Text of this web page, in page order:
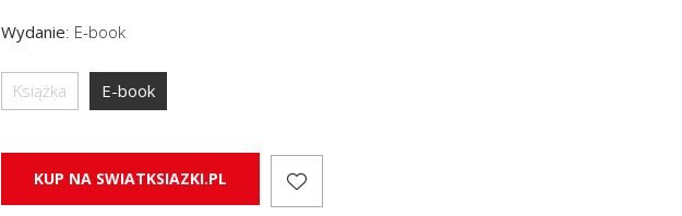
Wydanie: E-book
Książka E-book
KUP NA SWIATKSIAZKI.PL